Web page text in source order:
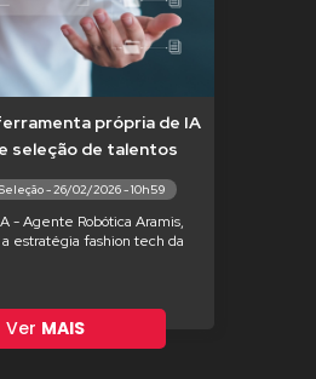
própria de IA
seleção de talentos
- 26/02/2026 - 10h59
- Agente Robótica Aramis,
estratégia fashion tech da
Ver MAIS